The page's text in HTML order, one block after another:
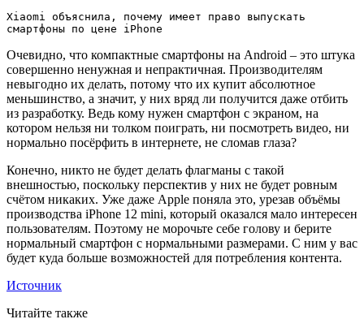
Xiaomi объяснила, почему имеет право выпускать
смартфоны по цене iPhone
Очевидно, что компактные смартфоны на Android – это штука
совершенно ненужная и непрактичная. Производителям
невыгодно их делать, потому что их купит абсолютное
меньшинство, а значит, у них вряд ли получится даже отбить
из разработку. Ведь кому нужен смартфон с экраном, на
котором нельзя ни толком поиграть, ни посмотреть видео, ни
нормально посёрфить в интернете, не сломав глаза?
Конечно, никто не будет делать флагманы с такой
внешностью, поскольку перспектив у них не будет ровным
счётом никаких. Уже даже Apple поняла это, урезав объёмы
производства iPhone 12 mini, который оказался мало интересен
пользователям. Поэтому не морочьте себе голову и берите
нормальный смартфон с нормальными размерами. С ним у вас
будет куда больше возможностей для потребления контента.
Источник
Читайте также